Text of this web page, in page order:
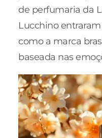
de perfumaria da
Lucchino
como a marca
baseada nas